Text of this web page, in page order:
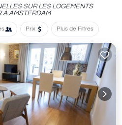
SUR LES LOGEMENTS
À AMSTERDAM
Prix Plus de Filtres